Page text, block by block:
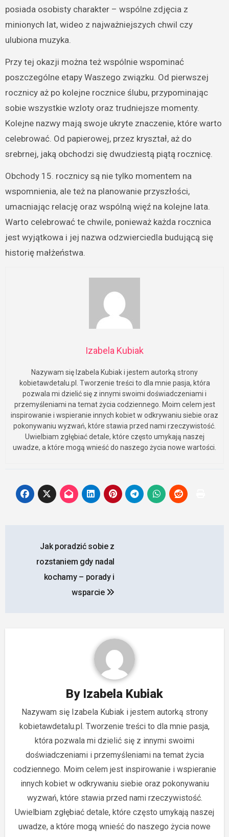
posiada osobisty charakter – wspólne zdjęcia z
minionych lat, wideo z najważniejszych chwil czy
ulubiona muzyka.
Przy tej okazji można też wspólnie wspominać
poszczególne etapy Waszego związku. Od pierwszej
rocznicy aż po kolejne rocznice ślubu, przypominając
sobie wszystkie wzloty oraz trudniejsze momenty.
Kolejne nazwy mają swoje ukryte znaczenie, które warto
celebrować. Od papierowej, przez kryształ, aż do
srebrnej, jaką obchodzi się dwudziestą piątą rocznicę.
Obchody 15. rocznicy są nie tylko momentem na
wspomnienia, ale też na planowanie przyszłości,
umacniając relację oraz wspólną więź na kolejne lata.
Warto celebrować te chwile, ponieważ każda rocznica
jest wyjątkowa i jej nazwa odzwierciedla budującą się
historię małżeństwa.
Izabela Kubiak
Nazywam się Izabela Kubiak i jestem autorką strony
kobietawdetalu.pl. Tworzenie treści to dla mnie pasja, która
pozwala mi dzielić się z innymi swoimi doświadczeniami i
przemyśleniami na temat życia codziennego. Moim celem jest
inspirowanie i wspieranie innych kobiet w odkrywaniu siebie oraz
pokonywaniu wyzwań, które stawia przed nami rzeczywistość.
Uwielbiam zgłębiać detale, które często umykają naszej
uwadze, a które mogą wnieść do naszego życia nowe wartości.
wpisuJak poradzić sobie z
rozstaniem gdy nadal
kochamy – porady i
wsparcie
By Izabela Kubiak
Nazywam się Izabela Kubiak i jestem autorką strony
kobietawdetalu.pl. Tworzenie treści to dla mnie pasja,
która pozwala mi dzielić się z innymi swoimi
doświadczeniami i przemyśleniami na temat życia
codziennego. Moim celem jest inspirowanie i wspieranie
innych kobiet w odkrywaniu siebie oraz pokonywaniu
wyzwań, które stawia przed nami rzeczywistość.
Uwielbiam zgłębiać detale, które często umykają naszej
uwadze, a które mogą wnieść do naszego życia nowe